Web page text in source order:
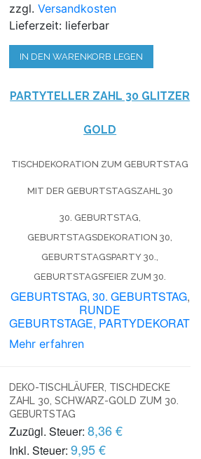
zzgl.Versandkosten
Lieferzeit: lieferbar
IN DEN WARENKORB LEGEN
PARTYTELLER ZAHL 30 GLITZER
GOLD
TISCHDEKORATION ZUM GEBURTSTAG
MIT DER GEBURTSTAGSZAHL 30
30. GEBURTSTAG,
GEBURTSTAGSDEKORATION 30,
GEBURTSTAGSPARTY 30.,
GEBURTSTAGSFEIER ZUM 30.
GEBURTSTAG, 30. GEBURTSTAG,
RUNDE
GEBURTSTAGE,
Mehr erfahren
DEKO-TISCHLÄUFER, TISCHDECKE
ZAHL 30, SCHWARZ-GOLD ZUM 30.
GEBURTSTAG
Zuzügl. Steuer: 8,36 €
Inkl. Steuer: 9,95 €